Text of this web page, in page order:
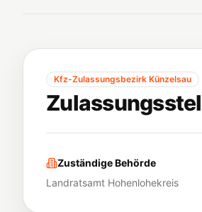
Kfz-Zulassungsbezirk Künzelsau
Zuständige Behörde
Landratsamt Hohenlohekreis